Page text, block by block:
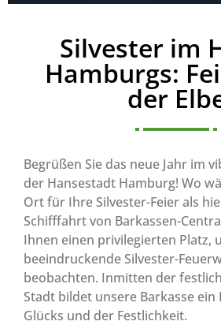
Silvester im
Hamburgs:
der
Begrüßen Sie das neue Jahr im
der Hansestadt Hamburg! Wo
Ort für Ihre Silvester-Feier als
Schifffahrt von Barkassen-
Ihnen einen privilegierten Platz,
beeindruckende Silvester-
beobachten. Inmitten der
Stadt bildet unsere Barkasse ein
Glücks und der Festlichkeit.